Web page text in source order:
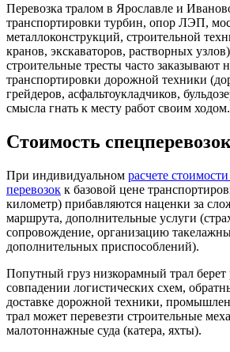
Перевозка тралом в Ярославле и
транспортировки турбин, опор ЛЭП,
металлоконструкций, строительной
кранов, экскаваторов, растворных
строительные тресты часто заказывают
транспортировки дорожной техники
грейдеров, асфальтоукладчиков,
смысла гнать к месту работ своим ходом.
Стоимость спецперевозок
При индивидуальном расчете
перевозок к базовой цене
километр) прибавляются наценки за
маршрута, дополнительные услуги
сопровождение, организацию
дополнительных приспособлений).
Попутный груз низкорамный трал берет
совпадении логистических схем,
доставке дорожной техники,
трал может перевезти строительные
малотоннажные суда (катера, яхты).